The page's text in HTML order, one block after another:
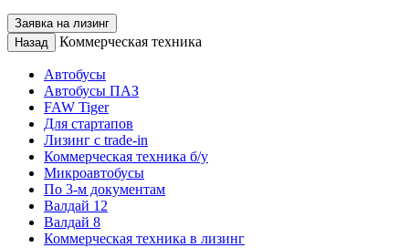
Заявка на лизинг
Назад
Коммерческая техника
Автобусы
Автобусы ПАЗ
FAW Tiger
Для стартапов
Лизинг с trade-in
Коммерческая техника б/у
Микроавтобусы
По 3-м документам
Валдай 12
Валдай 8
Коммерческая техника в лизинг